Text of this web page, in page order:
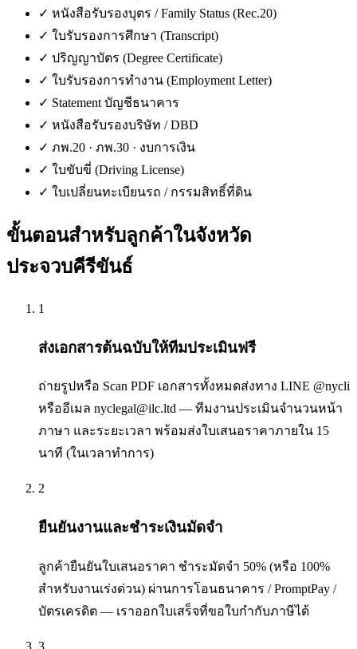
✓ หนังสือรับรองบุตร / Family Status (Rec.20)
✓ ใบรับรองการศึกษา (Transcript)
✓ ปริญญาบัตร (Degree Certificate)
✓ ใบรับรองการทำงาน (Employment Letter)
✓ Statement บัญชีธนาคาร
✓ หนังสือรับรองบริษัท / DBD
✓ ภพ.20 · ภพ.30 · งบการเงิน
✓ ใบขับขี่ (Driving License)
✓ ใบเปลี่ยนทะเบียนรถ / กรรมสิทธิ์ที่ดิน
ขั้นตอนสำหรับลูกค้าในจังหวัด
ประจวบคีรีขันธ์
1
ส่งเอกสารต้นฉบับให้ทีมประเมินฟรี
ถ่ายรูปหรือ Scan PDF เอกสารทั้งหมดส่งทาง LINE @nycli
หรืออีเมล nyclegal@ilc.ltd — ทีมงานประเมินจำนวนหน้า
ภาษา และระยะเวลา พร้อมส่งใบเสนอราคาภายใน 15
นาที (ในเวลาทำการ)
2
ยืนยันงานและชำระเงินมัดจำ
ลูกค้ายืนยันใบเสนอราคา ชำระมัดจำ 50% (หรือ 100%
สำหรับงานเร่งด่วน) ผ่านการโอนธนาคาร / PromptPay /
บัตรเครดิต — เราออกใบเสร็จที่ขอใบกำกับภาษีได้
3